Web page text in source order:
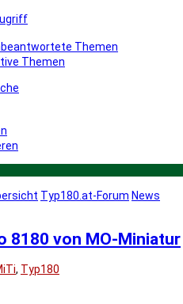
Themen
Themen
Typ180.at-Forum News
8180 von MO-Miniatur
, Typ180